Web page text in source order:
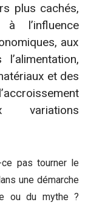
plus cachés,
l’influence
aux
et des
variations
pas tourner le
une démarche
ou du mythe ?